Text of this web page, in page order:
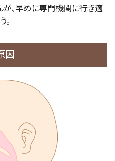
、早めに専門機関に行き適
。
因